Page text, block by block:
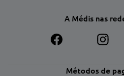
A Médis nas
Métodos de